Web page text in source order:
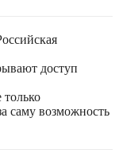
доступ
саму возможность